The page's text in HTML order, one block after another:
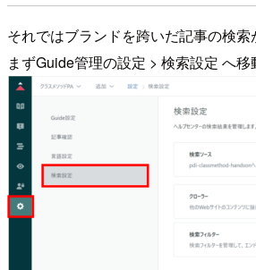
それではブランドを跨いだ記事の検
まずGuide管理の設定 > 検索設定 へ